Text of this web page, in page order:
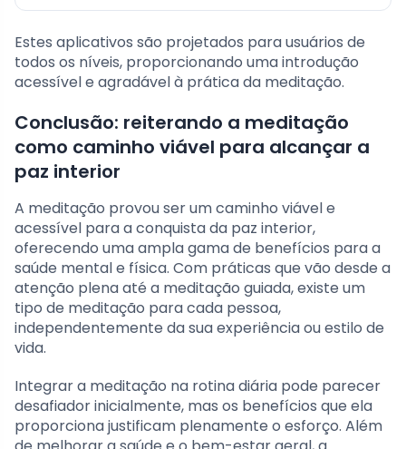
Estes aplicativos são projetados para usuários de
todos os níveis, proporcionando uma introdução
acessível e agradável à prática da meditação.
Conclusão: reiterando a meditação
como caminho viável para alcançar a
paz interior
A meditação provou ser um caminho viável e
acessível para a conquista da paz interior,
oferecendo uma ampla gama de benefícios para a
saúde mental e física. Com práticas que vão desde a
atenção plena até a meditação guiada, existe um
tipo de meditação para cada pessoa,
independentemente da sua experiência ou estilo de
vida.
Integrar a meditação na rotina diária pode parecer
desafiador inicialmente, mas os benefícios que ela
proporciona justificam plenamente o esforço. Além